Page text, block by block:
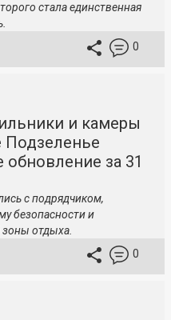
стала единственная
0
и камеры
Подзеленье
за 31
с подрядчиком,
безопасности и
отдыха.
0